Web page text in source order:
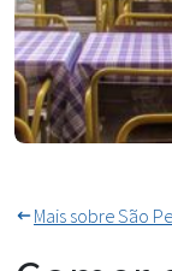
Mais sobre São